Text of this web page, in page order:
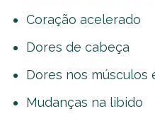
Coração acelerado
Dores de cabeça
Dores nos músculos
Mudanças na libido